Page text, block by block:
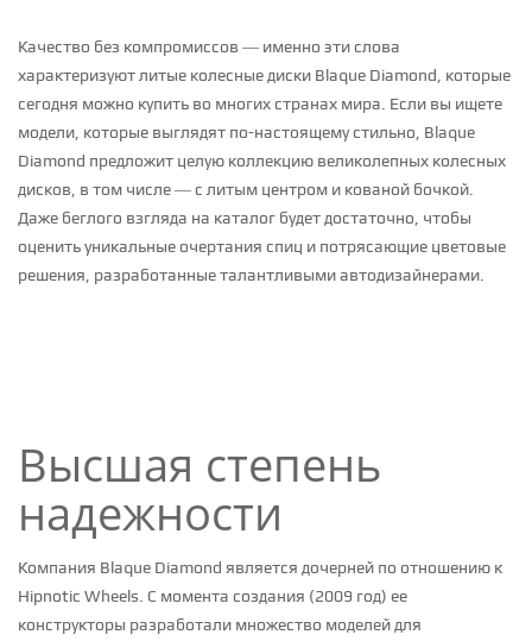
Качество без компромиссов — именно эти слова
характеризуют литые колесные диски Blaque Diamond, которые
сегодня можно купить во многих странах мира. Если вы ищете
модели, которые выглядят по-настоящему стильно, Blaque
Diamond предложит целую коллекцию великолепных колесных
дисков, в том числе — с литым центром и кованой бочкой.
Даже беглого взгляда на каталог будет достаточно, чтобы
оценить уникальные очертания спиц и потрясающие цветовые
решения, разработанные талантливыми автодизайнерами.
Высшая степень
надежности
Компания Blaque Diamond является дочерней по отношению к
Hipnotic Wheels. С момента создания (2009 год) ее
конструкторы разработали множество моделей для